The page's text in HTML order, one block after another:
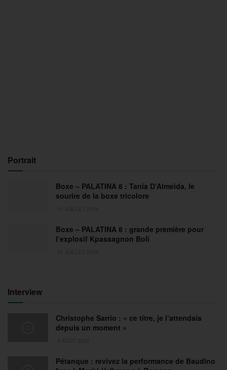
Portrait
Boxe – PALATINA 8 : Tania D’Almeida, le
sourire de la boxe tricolore
Boxe – PALATINA 8 : grande première pour
l’explosif Kpassagnon Boli
Interview
Christophe Sarrio : « ce titre, je l’attendais
depuis un moment »
Pétanque : revivez la performance de Baudino